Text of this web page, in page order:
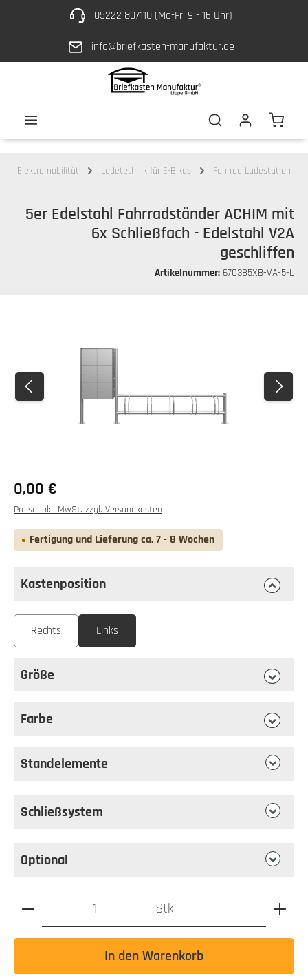
Zum Hauptinhalt springen05222 807110 (Mo-Fr. 9 - 16 Uhr)
info@briefkasten-manufaktur.de
Elektromobilität Ladetechnik für E-Bikes Fahrrad Ladestation
5er Edelstahl Fahrradständer ACHIM mit
6x Schließfach - Edelstahl V2A
geschliffen
Artikelnummer: 670385XB-VA-5-L
0,00 €
Preise inkl. MwSt. zzgl. Versandkosten
Fertigung und Lieferung ca. 7 - 8 Wochen
Kastenposition
Kastenpositionauswählen
Rechts Links
Größe
Farbe
Standelemente
Schließsystem
Optional
Produkt Anzahl: Gib den gewünschten Wert ein oder
Stk
In den Warenkorb